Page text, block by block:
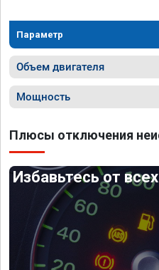
Параметр
Объем двигателя
Мощность
Плюсы отключения
Избавьтесь от